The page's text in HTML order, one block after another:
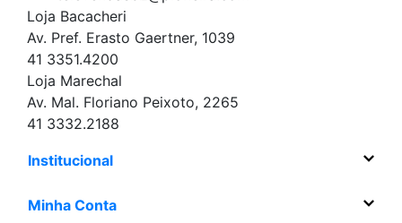
Loja Bacacheri
Av. Pref. Erasto Gaertner, 1039
41 3351.4200
Loja Marechal
Av. Mal. Floriano Peixoto, 2265
41 3332.2188
Institucional
Minha Conta